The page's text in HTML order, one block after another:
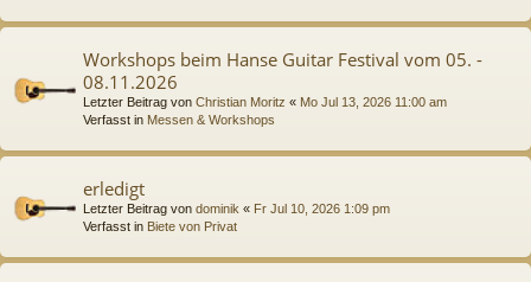
Workshops beim Hanse Guitar Festival vom 05. -
08.11.2026
Letzter Beitrag von Christian Moritz « Mo Jul 13, 2026 11:00 am
Verfasst in Messen & Workshops
erledigt
Letzter Beitrag von dominik « Fr Jul 10, 2026 1:09 pm
Verfasst in Biete von Privat